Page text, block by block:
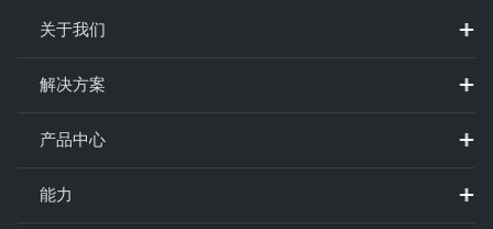
关于我们
解决方案
产品中心
能力